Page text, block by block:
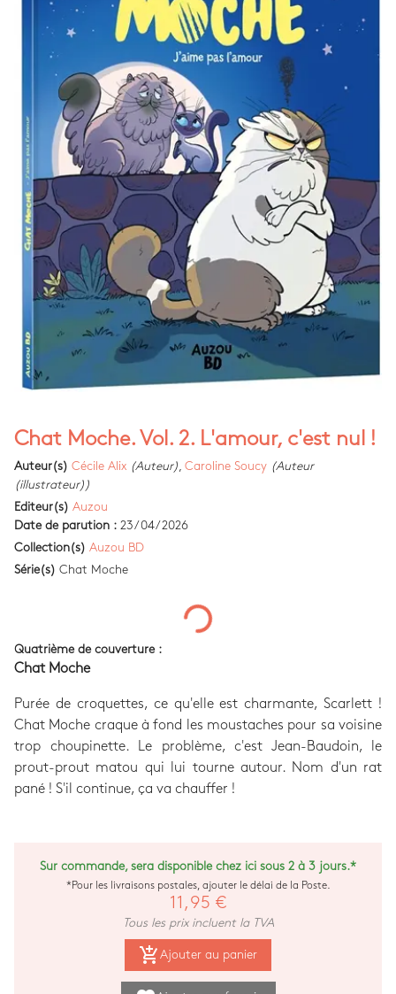
Chat Moche. Vol. 2. L'amour, c'est nul !
Auteur(s) Cécile Alix (Auteur) Caroline Soucy (Auteur
(illustrateur))
Editeur(s) Auzou
Date de parution : 23/04/2026
Collection(s) Auzou BD
Série(s) Chat Moche
Quatrième de couverture :
Chat Moche
Purée de croquettes, ce qu'elle est charmante, Scarlett !
Chat Moche craque à fond les moustaches pour sa voisine
trop choupinette. Le problème, c'est Jean-Baudoin, le
prout-prout matou qui lui tourne autour. Nom d'un rat
pané ! S'il continue, ça va chauffer !
Sur commande, sera disponible chez ici sous 2 à 3 jours.*
*Pour les livraisons postales, ajouter le délai de la Poste.
11,95 €
Tous les prix incluent la TVA
add_shopping_cart Ajouter au panier